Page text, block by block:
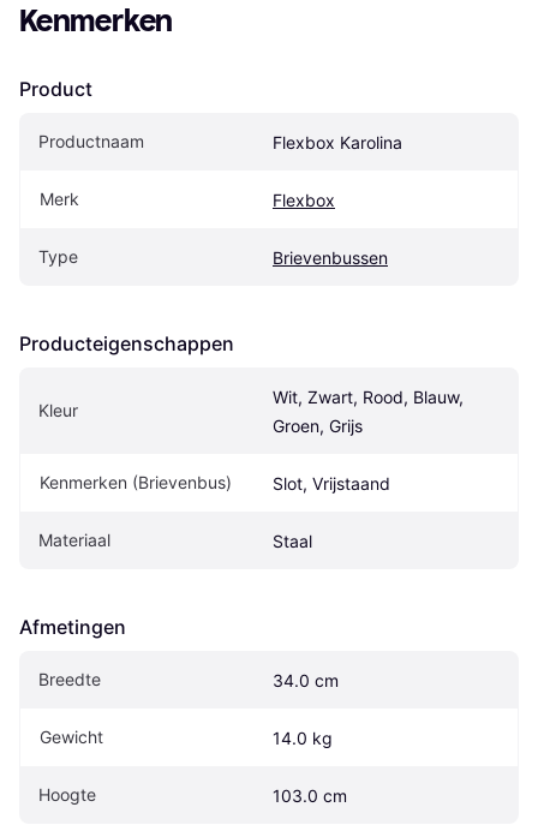
Kenmerken
Product
Productnaam Flexbox Karolina
Merk Flexbox
Type Brievenbussen
Producteigenschappen
Kleur
Wit, Zwart, Rood, Blauw,
Groen, Grijs
Kenmerken (Brievenbus) Slot, Vrijstaand
Materiaal Staal
Afmetingen
Breedte 34.0 cm
Gewicht 14.0 kg
Hoogte 103.0 cm